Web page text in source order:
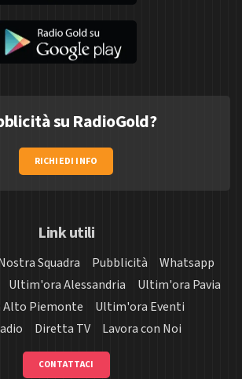
su RadioGold?
RICHIEDI INFO
Link utili
Squadra Pubblicità
Whatsapp
Ultim'ora Alessandria
Ultim'ora Pavia
Piemonte
Ultim'ora Eventi
Diretta TV Lavora con Noi
CONTATTACI